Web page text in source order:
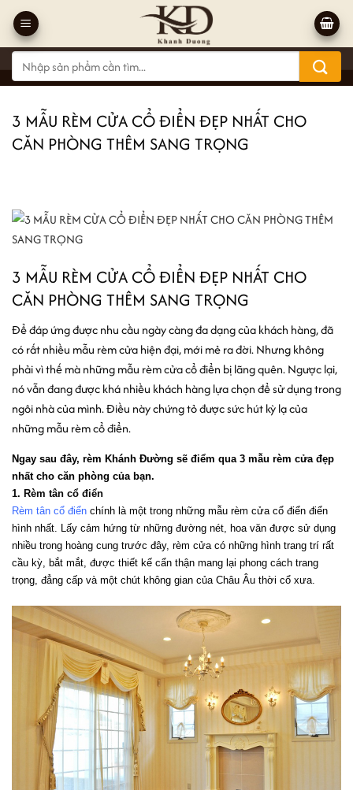
qua
nội
dung
Tìm
kiếm:
3 MẪU RÈM CỬA CỔ ĐIỂN ĐẸP NHẤT CHO
CĂN PHÒNG THÊM SANG TRỌNG
3 MẪU RÈM CỬA CỔ ĐIỂN ĐẸP NHẤT CHO
CĂN PHÒNG THÊM SANG TRỌNG
Để đáp ứng được nhu cầu ngày càng đa dạng của khách hàng, đã
có rất nhiều mẫu rèm cửa hiện đại, mới mẻ ra đời. Nhưng không
phải vì thế mà những mẫu rèm cửa cổ điển bị lãng quên. Ngược lại,
nó vẫn đang được khá nhiều khách hàng lựa chọn để sử dụng trong
ngôi nhà của mình. Điều này chứng tỏ được sức hút kỳ lạ của
những mẫu rèm cổ điển.
Ngay sau đây, rèm Khánh Đường sẽ điểm qua 3 mẫu rèm cửa đẹp
nhất cho căn phòng của bạn.
1. Rèm tân cổ điển
Rèm tân cổ điển chính là một trong những mẫu rèm cửa cổ điển điển
hình nhất. Lấy cảm hứng từ những đường nét, hoa văn được sử dụng
nhiều trong hoàng cung trước đây, rèm cửa có những hình trang trí rất
cầu kỳ, bắt mắt, được thiết kế cẩn thận mang lại phong cách trang
trọng, đẳng cấp và một chút không gian của Châu Âu thời cổ xưa.